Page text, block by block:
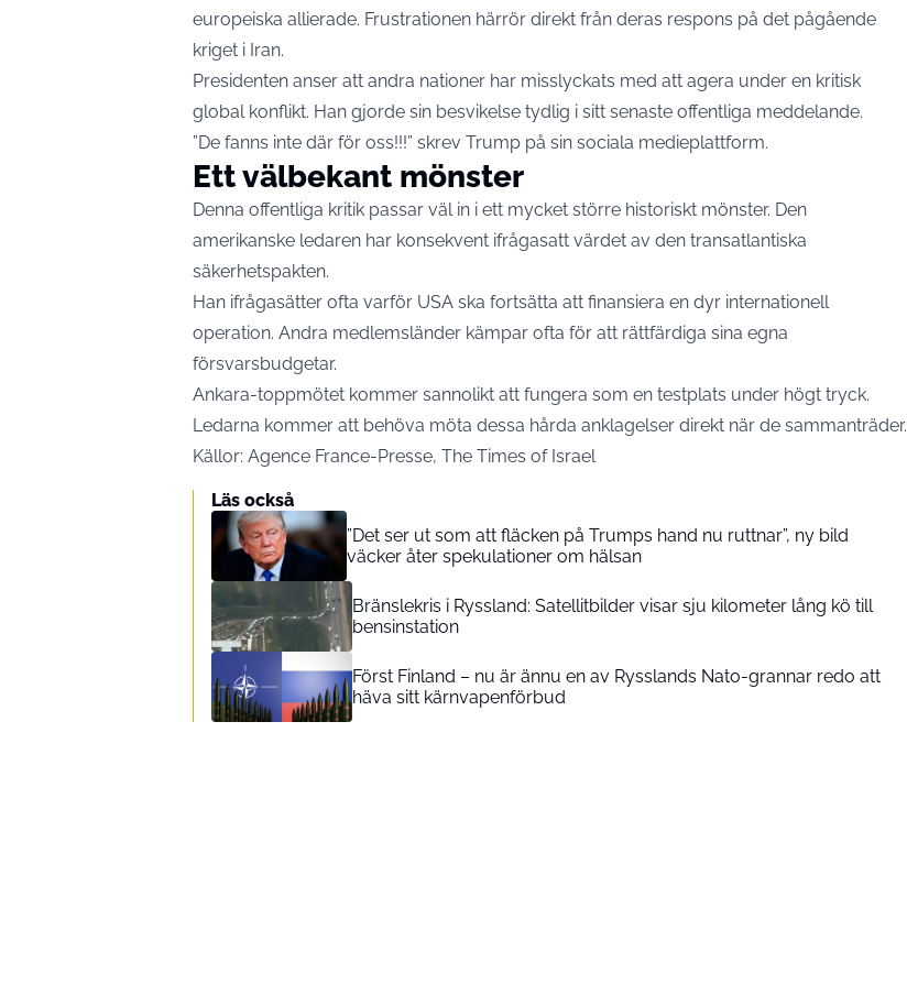
europeiska allierade. Frustrationen härrör direkt från deras respons på det pågående
kriget i Iran.
Presidenten anser att andra nationer har misslyckats med att agera under en kritisk
global konflikt. Han gjorde sin besvikelse tydlig i sitt senaste offentliga meddelande.
”De fanns inte där för oss!!!” skrev Trump på sin sociala medieplattform.
Ett välbekant mönster
Denna offentliga kritik passar väl in i ett mycket större historiskt mönster. Den
amerikanske ledaren har konsekvent ifrågasatt värdet av den transatlantiska
säkerhetspakten.
Han ifrågasätter ofta varför USA ska fortsätta att finansiera en dyr internationell
operation. Andra medlemsländer kämpar ofta för att rättfärdiga sina egna
försvarsbudgetar.
Ankara-toppmötet kommer sannolikt att fungera som en testplats under högt tryck.
Ledarna kommer att behöva möta dessa hårda anklagelser direkt när de sammanträder.
Källor: Agence France-Presse, The Times of Israel
Läs också
”Det ser ut som att fläcken på Trumps hand nu ruttnar”, ny bild
väcker åter spekulationer om hälsan
Bränslekris i Ryssland: Satellitbilder visar sju kilometer lång kö till
bensinstation
Först Finland – nu är ännu en av Rysslands Nato-grannar redo att
häva sitt kärnvapenförbud